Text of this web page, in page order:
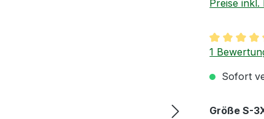
Preise inkl.
1
Sofort
Größe S-